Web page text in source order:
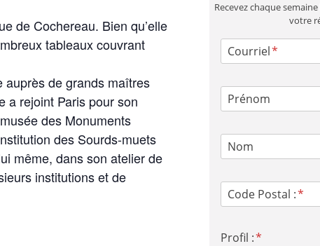
de Cochereau. Bien qu’elle
tableaux couvrant
auprès de grands maîtres
a rejoint Paris pour son
des Monuments
des Sourds-muets
même, dans son atelier de
institutions et de
Recevez chaque
votre
Courriel
Prénom
Nom
Code Postal :
Profil :